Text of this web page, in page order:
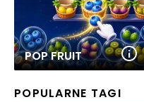
POP FRUIT
POPULARNE TAGI